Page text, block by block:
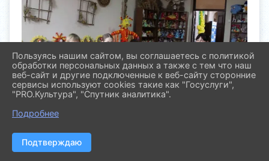
Пользуясь нашим сайтом, вы соглашаетесь с политикой
обработки персональных данных а также с тем что наш
веб-сайт и другие подключенные к веб-сайту сторонние
сервисы используют cookies такие как "Госуслуги",
"PRO.Культура", "Спутник аналитика".
Подробнее
Подтверждаю